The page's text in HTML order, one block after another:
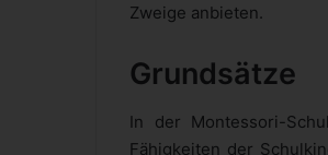
Zweige anbieten.
Grundsätze
In der Montessori-
Fähigkeiten der